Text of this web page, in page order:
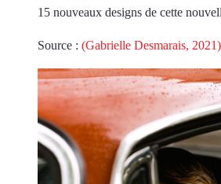
15 nouveaux designs de cette
Source : (Gabrielle Desmarais, 2021)